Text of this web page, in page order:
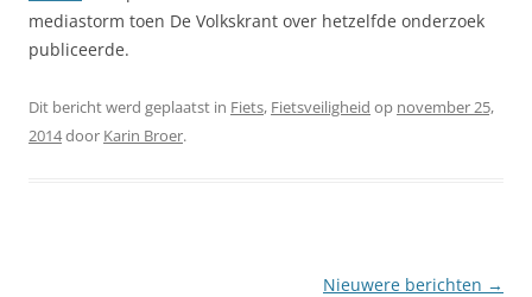
mediastorm toen De Volkskrant over hetzelfde onderzoek
publiceerde.
Dit bericht werd geplaatst in Fiets, Fietsveiligheid op november 25,
2014door Karin Broer.
Nieuwere berichten →